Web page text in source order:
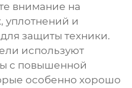
внимание на
уплотнений и
защиты техники.
используют
с повышенной
особенно хорошо